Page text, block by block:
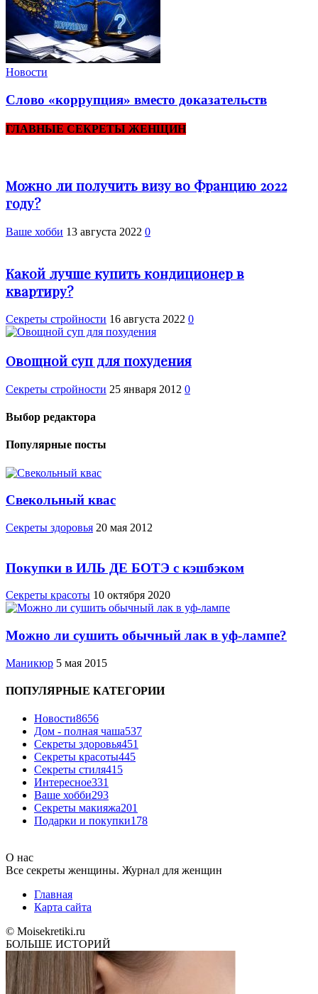
Новости
Слово «коррупция» вместо доказательств
ГЛАВНЫЕ СЕКРЕТЫ ЖЕНЩИН
Можно ли получить визу во Францию 2022
году?
Ваше хобби 13 августа 2022 0
Какой лучше купить кондиционер в
квартиру?
Секреты стройности 16 августа 2022 0
Овощной суп для похудения
Секреты стройности 25 января 2012 0
Выбор редактора
Популярные посты
Свекольный квас
Cекреты здоровья 20 мая 2012
Покупки в ИЛЬ ДЕ БОТЭ с кэшбэком
Секреты красоты 10 октября 2020
Можно ли сушить обычный лак в уф-лампе?
Маникюр 5 мая 2015
ПОПУЛЯРНЫЕ КАТЕГОРИИ
Новости8656
Дом - полная чаша537
Cекреты здоровья451
Секреты красоты445
Секреты стиля415
Интересное331
Ваше хобби293
Секреты макияжа201
Подарки и покупки178
О нас
Все секреты женщины. Журнал для женщин
Главная
Карта сайта
© Moisekretiki.ru
БОЛЬШЕ ИСТОРИЙ